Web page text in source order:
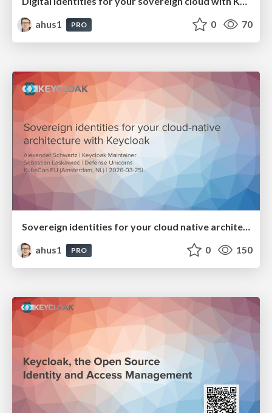
ahus1
PRO 0 70
Sovereign identities for your cloud native architecture with Keycloak
ahus1
PRO 0 150